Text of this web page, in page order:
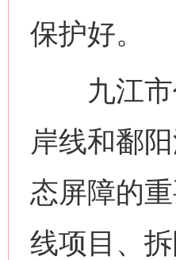
保护好。
九江市
岸线和鄱
态屏障的
线项目、